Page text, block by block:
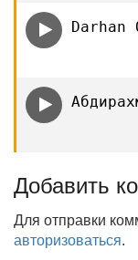
Добавить
Для отправки
авторизоваться.